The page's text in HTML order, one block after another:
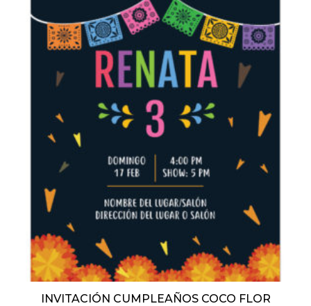
INVITACIÓN CUMPLEAÑOS COCO FLOR